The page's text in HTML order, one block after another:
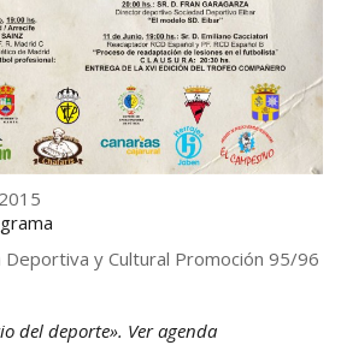
Deportiva y Cultural Promoción 95/96
del deporte». Ver agenda